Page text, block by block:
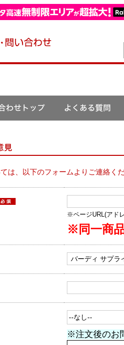
は、以下のフォームよりご連絡く
※ページURL(アド
※同一商
※注文後のお